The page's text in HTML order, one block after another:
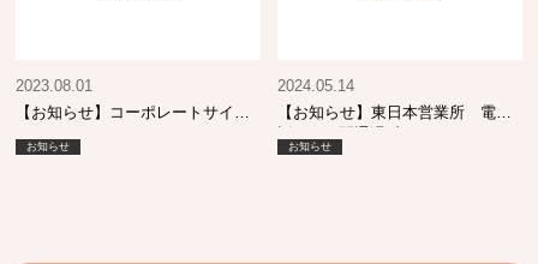
【お知らせ】コーポレートサイト
2023.08.01
お知らせ
【お知らせ】東日本営業所 電
話・FAX開通遅延について
2024.05.14
お知らせ